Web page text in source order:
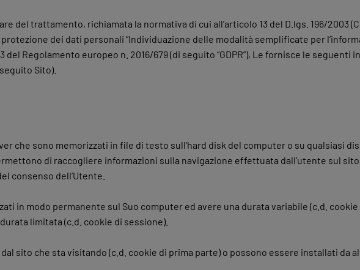
del trattamento, richiamata la normativa di cui all’articolo 13 del D.lgs. 196/2003
dei dati personali “Individuazione delle modalità semplificate per
del Regolamento europeo n. 2016/679 (di seguito “GDPR”), Le fornisce le
Sito).
che sono memorizzati in file di testo sull’hard disk del computer o su qualsiasi
di raccogliere informazioni sulla navigazione effettuata dall’utente sul
consenso dell’Utente.
in modo permanente sul Suo computer ed avere una durata variabile (c.d.
limitata (c.d. cookie di sessione).
sito che sta visitando (c.d. cookie di prima parte) o possono essere installati da